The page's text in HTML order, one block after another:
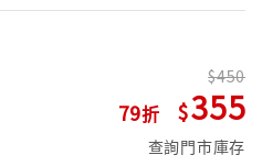
79
450
355
查詢門市庫存